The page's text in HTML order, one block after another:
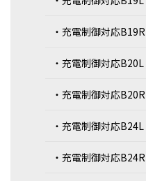
・充電制御対応B19R
・充電制御対応B20L
・充電制御対応B20R
・充電制御対応B24L
・充電制御対応B24R